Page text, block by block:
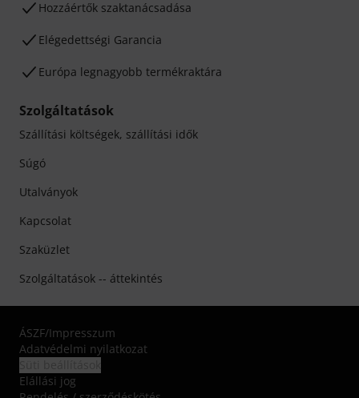
Hozzáértők szaktanácsadása
Elégedettségi Garancia
Európa legnagyobb termékraktára
Szolgáltatások
Szállítási költségek, szállítási idők
Súgó
Utalványok
Kapcsolat
Szaküzlet
Szolgáltatások -- áttekintés
ÁSZF/Impresszum
Adatvédelmi nyilatkozat
Elállási jog